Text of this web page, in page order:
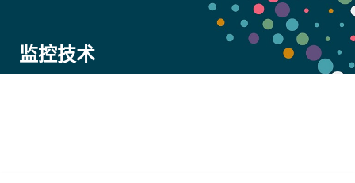
监控技术